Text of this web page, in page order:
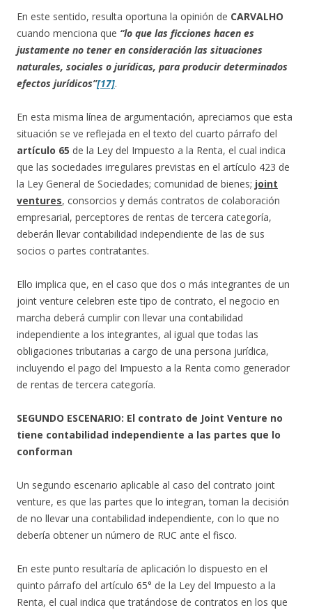
En este sentido, resulta oportuna la opinión de CARVALHO
cuando menciona que “lo que las ficciones hacen es
justamente no tener en consideración las situaciones
naturales, sociales o jurídicas, para producir determinados
efectos jurídicos”[17].
En esta misma línea de argumentación, apreciamos que esta
situación se ve reflejada en el texto del cuarto párrafo del
artículo 65 de la Ley del Impuesto a la Renta, el cual indica
que las sociedades irregulares previstas en el artículo 423 de
la Ley General de Sociedades; comunidad de bienes; joint
ventures, consorcios y demás contratos de colaboración
empresarial, perceptores de rentas de tercera categoría,
deberán llevar contabilidad independiente de las de sus
socios o partes contratantes.
Ello implica que, en el caso que dos o más integrantes de un
joint venture celebren este tipo de contrato, el negocio en
marcha deberá cumplir con llevar una contabilidad
independiente a los integrantes, al igual que todas las
obligaciones tributarias a cargo de una persona jurídica,
incluyendo el pago del Impuesto a la Renta como generador
de rentas de tercera categoría.
SEGUNDO ESCENARIO: El contrato de Joint Venture no
tiene contabilidad independiente a las partes que lo
conforman
Un segundo escenario aplicable al caso del contrato joint
venture, es que las partes que lo integran, toman la decisión
de no llevar una contabilidad independiente, con lo que no
debería obtener un número de RUC ante el fisco.
En este punto resultaría de aplicación lo dispuesto en el
quinto párrafo del artículo 65° de la Ley del Impuesto a la
Renta, el cual indica que tratándose de contratos en los que